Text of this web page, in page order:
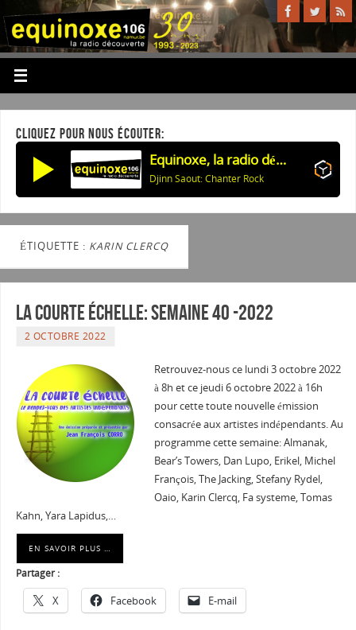
CLIQUEZ POUR NOUS ÉCOUTER:
Equinoxe, la radio découverte
Djinn Saout: Chanter Rock
ÉTIQUETTE : KARIN CLERCQ
La courte échelle: semaine 40 -2022
2 OCTOBRE 2022
Retrouvez-nous ce lundi 3 octobre 2022
à 8h et ce jeudi 6 octobre 2022 à 16h
pour cette toute nouvelle émission
consacrée aux artistes indépendants. Au
programme cette semaine: Almanak,
Bear’s Towers, Dan Lupo, Erikel, Michel
François, The Jacking, Stefany Rydel,
Oaio, Karin Clercq, Fa systeme, Tomas
Kahn, Yara Lapidus,…
EN SAVOIR PLUS …
Partager :
X Facebook E-mail